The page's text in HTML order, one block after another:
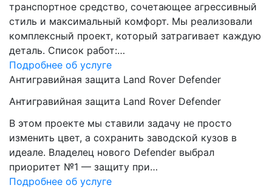
транспортное средство, сочетающее агрессивный
стиль и максимальный комфорт. Мы реализовали
комплексный проект, который затрагивает каждую
деталь. Список работ:…
Подробнее об услуге
Антигравийная защита Land Rover Defender
Антигравийная защита Land Rover Defender
В этом проекте мы ставили задачу не просто
изменить цвет, а сохранить заводской кузов в
идеале. Владелец нового Defender выбрал
приоритет №1 — защиту при…
Подробнее об услуге